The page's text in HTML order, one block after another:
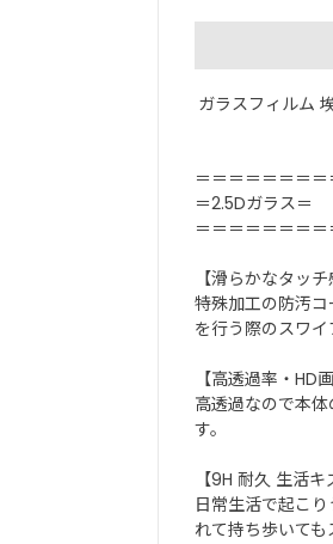
ガラスフィルム
＝＝＝＝＝＝＝＝
＝2.5Dガラス＝
＝＝＝＝＝＝＝＝
【滑らかなタッチ
特殊加工の防汚
を行う際のスワイ
【高透過率・HD画
高透過なので本
す。
【9H 耐久 生活キ
日常生活で起こ
れて持ち歩いても